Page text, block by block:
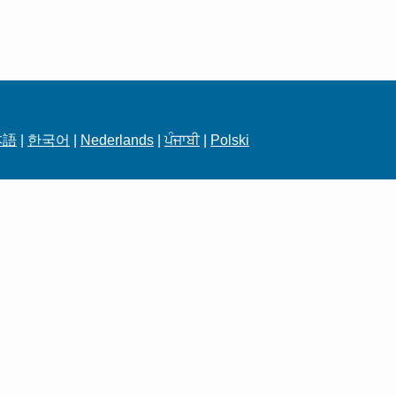
語 한국어 Nederlands |ਪੰਜਾਬੀ| Polski